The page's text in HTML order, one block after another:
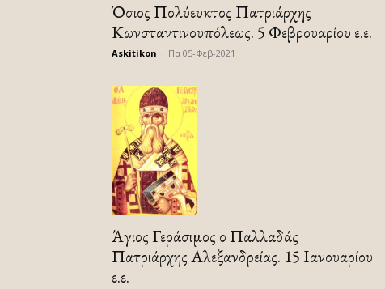
Όσιος Πολύευκτος Πατριάρχης
Κωνσταντινουπόλεως. 5 Φεβρουαρίου ε.ε.
Askitikon Πα 05-Φεβ-2021
Άγιος Γεράσιμος ο Παλλαδάς
Πατριάρχης Αλεξανδρείας. 15 Ιανουαρίου
ε.ε.